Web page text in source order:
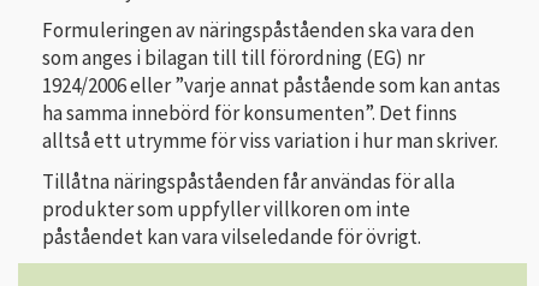
Formuleringen av näringspåståenden ska vara den
som anges i bilagan till till förordning (EG) nr
1924/2006 eller ”varje annat påstående som kan antas
ha samma innebörd för konsumenten”. Det finns
alltså ett utrymme för viss variation i hur man skriver.
Tillåtna näringspåståenden får användas för alla
produkter som uppfyller villkoren om inte
påståendet kan vara vilseledande för övrigt.